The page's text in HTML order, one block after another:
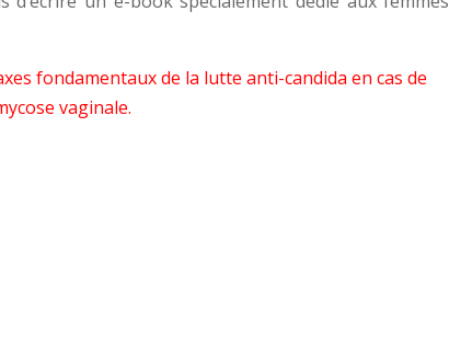
fondamentaux de la lutte anti-candida en cas de
vaginale.